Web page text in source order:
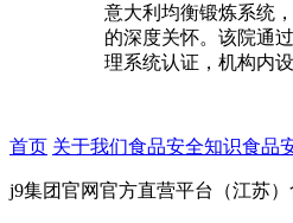
意大利均衡锻炼系统
的深度关怀。该院通
理系统认证，机构内
首页 关于我们食品安全知识食品
j9集团官网官方直营平台（江苏）